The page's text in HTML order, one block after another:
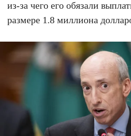
из-за чего его обязали
размере 1.8 миллиона